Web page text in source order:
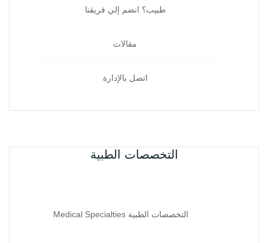
طبيب؟ انضم إلي فريقنا
مقالات
اتصل بالإدارة
التخصصات الطبية
التخصصات الطبية Medical Specialties